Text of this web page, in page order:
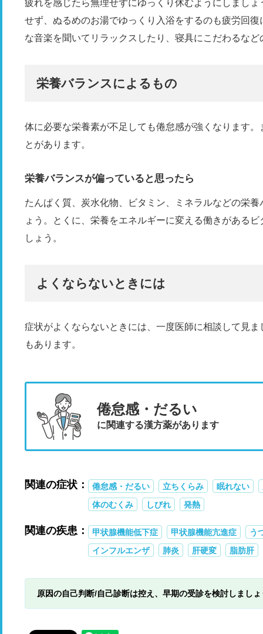
疲れを感じたら無理せずにゆっくり休むようにしまし
せず、ぬるめのお湯でゆっくり入浴をするのも疲労回
な音楽を聞いてリラックスしたり、寝具にこだわるな
栄養バランスによるもの
体に必要な栄養素が不足しても倦怠感が強くなります
とがあります。
栄養バランスが偏っていると思ったら
たんぱく質、炭水化物、ビタミン、ミネラルなどの栄
ょう。とくに、栄養をエネルギーに変える働きがある
しょう。
よくならないときには
症状がよくならないときには、一度医師に相談して見
もあります。
倦怠感・だるい
に関連する漢方薬があります
関連の症状： 倦怠感・だるい 立ちくらみ 眠れない
体のむくみ
しびれ 発熱
関連の疾患： 甲状腺機能低下症 甲状腺機能亢進症
う
インフルエンザ
肺炎 肝硬変 脂肪肝
原因の自己判断/自己診断は控え、早期の受診を検討しましょ